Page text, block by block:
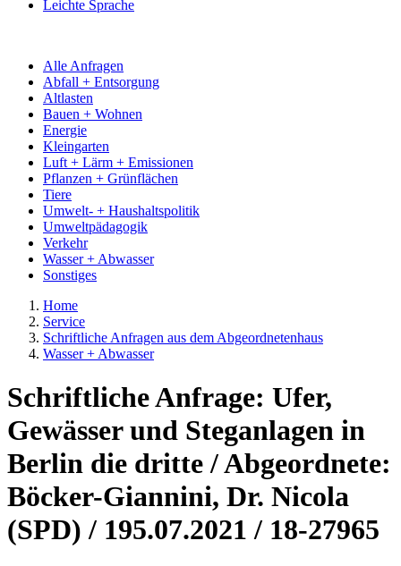
Leichte Sprache
Alle Anfragen
Abfall + Entsorgung
Altlasten
Bauen + Wohnen
Energie
Kleingarten
Luft + Lärm + Emissionen
Pflanzen + Grünflächen
Tiere
Umwelt- + Haushaltspolitik
Umweltpädagogik
Verkehr
Wasser + Abwasser
Sonstiges
Home
Service
Schriftliche Anfragen aus dem Abgeordnetenhaus
Wasser + Abwasser
Schriftliche Anfrage: Ufer,
Gewässer und Steganlagen in
Berlin die dritte / Abgeordnete:
Böcker-Giannini, Dr. Nicola
(SPD) / 195.07.2021 / 18-27965